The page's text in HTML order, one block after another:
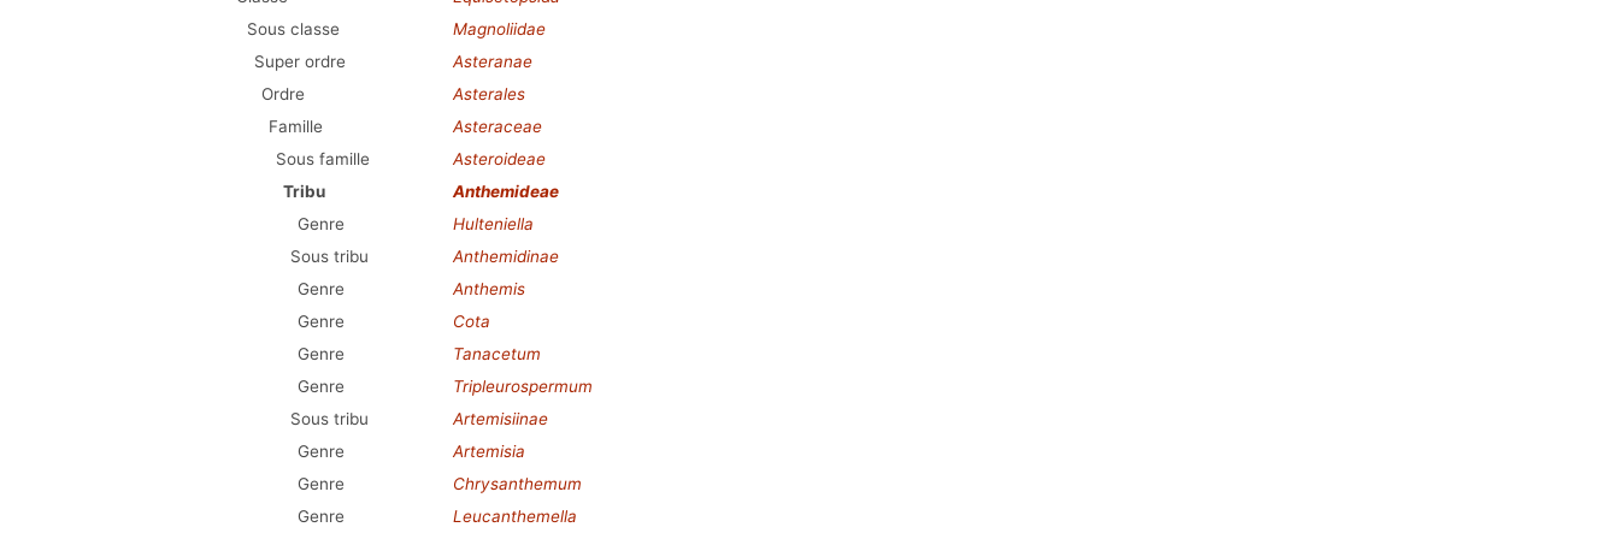
Sous classe
Magnoliidae
Super ordre
Asteranae
Ordre
Asterales
Famille
Asteraceae
Sous famille
Asteroideae
Tribu
Anthemideae
Genre
Hulteniella
Sous tribu
Anthemidinae
Genre
Anthemis
Genre
Cota
Genre
Tanacetum
Genre
Tripleurospermum
Sous tribu
Artemisiinae
Genre
Artemisia
Genre
Chrysanthemum
Genre
Leucanthemella